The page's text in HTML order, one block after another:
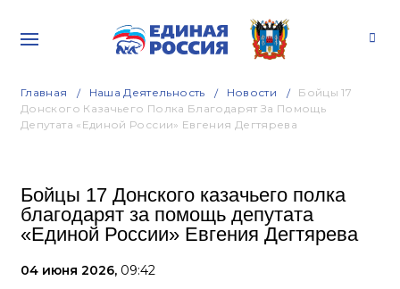
Главная Наша Деятельность Новости
Бойцы 17
Донского Казачьего Полка Благодарят За Помощь
Депутата «Единой России» Евгения Дегтярева
Бойцы 17 Донского казачьего полка
благодарят за помощь депутата
«Единой России» Евгения Дегтярева
04 июня 2026, 09:42